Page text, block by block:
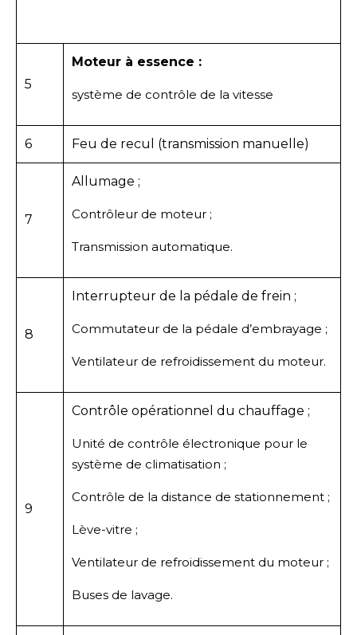
5
Moteur à essence :
système de contrôle de la vitesse
6 Feu de recul (transmission manuelle)
7
Allumage ;
Contrôleur de moteur ;
Transmission automatique.
8
Interrupteur de la pédale de frein ;
Commutateur de la pédale d’embrayage ;
Ventilateur de refroidissement du moteur.
9
Contrôle opérationnel du chauffage ;
Unité de contrôle électronique pour le
système de climatisation ;
Contrôle de la distance de stationnement ;
Lève-vitre ;
Ventilateur de refroidissement du moteur ;
Buses de lavage.